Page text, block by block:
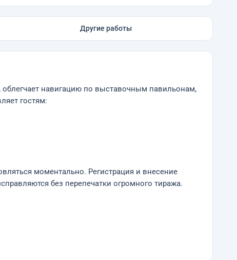
Другие работы
облегчает навигацию по выставочным павильонам,
гостям:
моментально. Регистрация и внесение
без перепечатки огромного тиража.